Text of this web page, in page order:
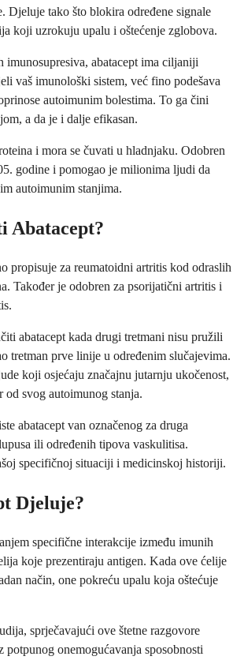
Djeluje tako što blokira određene signale
koji uzrokuju upalu i oštećenje zglobova.
imunosupresiva, abatacept ima ciljaniji
vaš imunološki sistem, već fino podešava
autoimunim bolestima. To ga čini
a da je i dalje efikasan.
i mora se čuvati u hladnjaku. Odobren
godine i pomogao je milionima ljudi da
autoimunim stanjima.
Abatacept?
propisuje za reumatoidni artritis kod odraslih
Također je odobren za psorijatični artritis i
abatacept kada drugi tretmani nisu pružili
tretman prve linije u određenim slučajevima.
koji osjećaju značajnu jutarnju ukočenost,
svog autoimunog stanja.
abatacept van označenog za druga
ili određenih tipova vaskulitisa.
specifičnoj situaciji i medicinskoj historiji.
Djeluje?
specifične interakcije između imunih
koje prezentiraju antigen. Kada ove ćelije
način, one pokreću upalu koja oštećuje
sprječavajući ove štetne razgovore
potpunog onemogućavanja sposobnosti